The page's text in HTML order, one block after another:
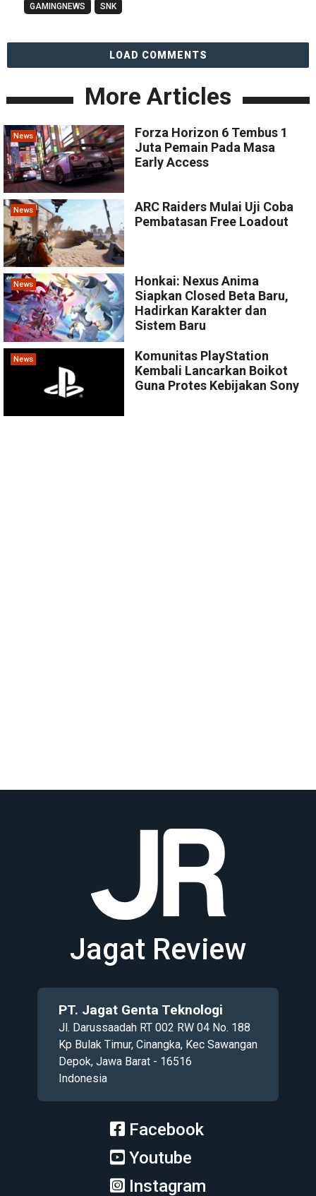
GAMINGNEWS SNK
LOAD COMMENTS
More Articles
News
Forza Horizon 6 Tembus 1
Juta Pemain Pada Masa
Early Access
News
ARC Raiders Mulai Uji Coba
Pembatasan Free Loadout
News
Honkai: Nexus Anima
Siapkan Closed Beta Baru,
Hadirkan Karakter dan
Sistem Baru
News
Komunitas PlayStation
Kembali Lancarkan Boikot
Guna Protes Kebijakan Sony
Jagat Review
PT. Jagat Genta Teknologi
Jl. Darussaadah RT 002 RW 04 No. 188
Kp Bulak Timur, Cinangka, Kec Sawangan
Depok, Jawa Barat - 16516
Indonesia
Facebook
Youtube
Instagram